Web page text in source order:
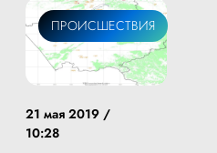
ПРОИСШЕСТВИЯ
21 мая 2019 /
10:28